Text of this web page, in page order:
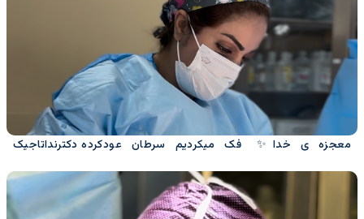
معجزه ی خدا✨ فک میکردیم سرطان عودکرده دکترنداتاجیک